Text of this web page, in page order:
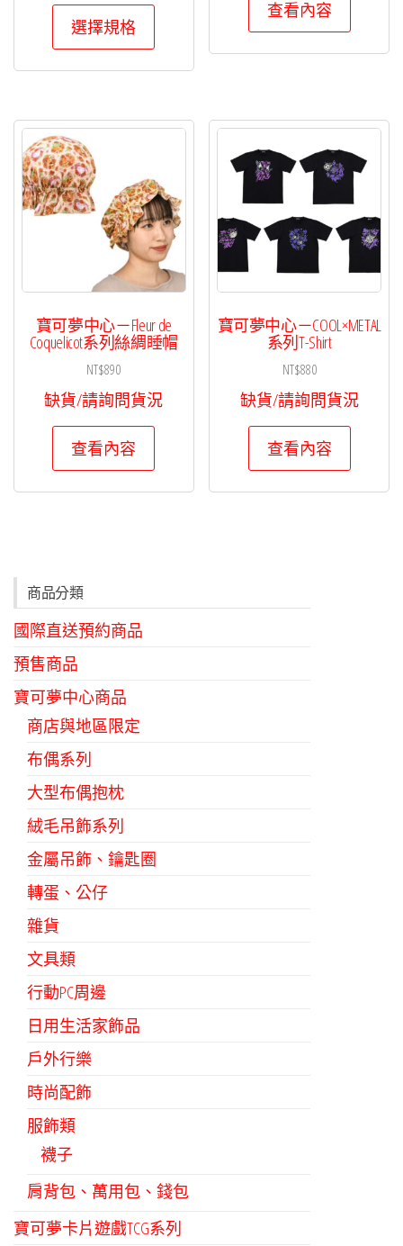
選擇規格
此
式。
可
在
產
品
頁
面
擇
選
查看內容
寶可夢中心－Fleur de
Coquelicot系列絲綢睡帽
NT$890
缺貨/請詢問貨況
查看內容
寶可夢中心－COOL×METAL
系列T-Shirt
NT$880
缺貨/請詢問貨況
查看內容
商品分類
國際直送預約商品
預售商品
寶可夢中心商品
商店與地區限定
布偶系列
大型布偶抱枕
絨毛吊飾系列
金屬吊飾、鑰匙圈
轉蛋、公仔
雜貨
文具類
行動PC周邊
日用生活家飾品
戶外行樂
時尚配飾
服飾類
襪子
肩背包、萬用包、錢包
寶可夢卡片遊戲TCG系列